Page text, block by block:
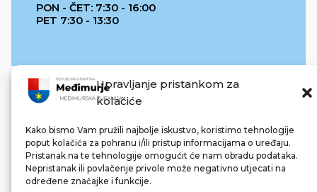
Upravljanje pristankom za
kolačiće
Kako bismo Vam pružili najbolje iskustvo, koristimo tehnologije
poput kolačića za pohranu i/ili pristup informacijama o uređaju.
Pristanak na te tehnologije omogućit će nam obradu podataka.
Nepristanak ili povlačenje privole može negativno utjecati na
određene značajke i funkcije.
PON - ČET: 7:30 - 16:00
PET 7:30 - 13:30
REPUBLIKA HRVATSKA